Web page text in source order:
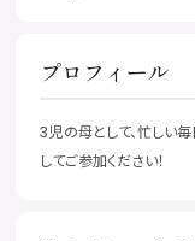
プロフィール
3児の母として、忙しい
してご参加ください！